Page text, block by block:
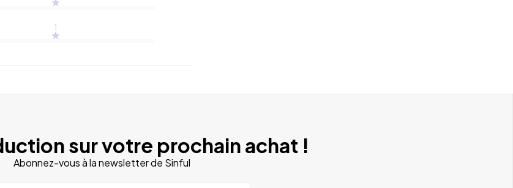
1
sur votre prochain achat !
Abonnez-vous à la newsletter de Sinful